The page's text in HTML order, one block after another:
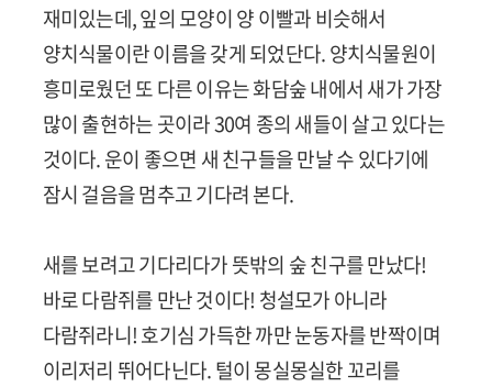
재미있는데, 잎의 모양이 양 이빨과 비슷해서
양치식물이란 이름을 갖게 되었단다. 양치식물원이
흥미로웠던 또 다른 이유는 화담숲 내에서 새가 가장
많이 출현하는 곳이라 30여 종의 새들이 살고 있다는
것이다. 운이 좋으면 새 친구들을 만날 수 있다기에
잠시 걸음을 멈추고 기다려 본다.
새를 보려고 기다리다가 뜻밖의 숲 친구를 만났다!
바로 다람쥐를 만난 것이다! 청설모가 아니라
다람쥐라니! 호기심 가득한 까만 눈동자를 반짝이며
이리저리 뛰어다닌다. 털이 몽실몽실한 꼬리를